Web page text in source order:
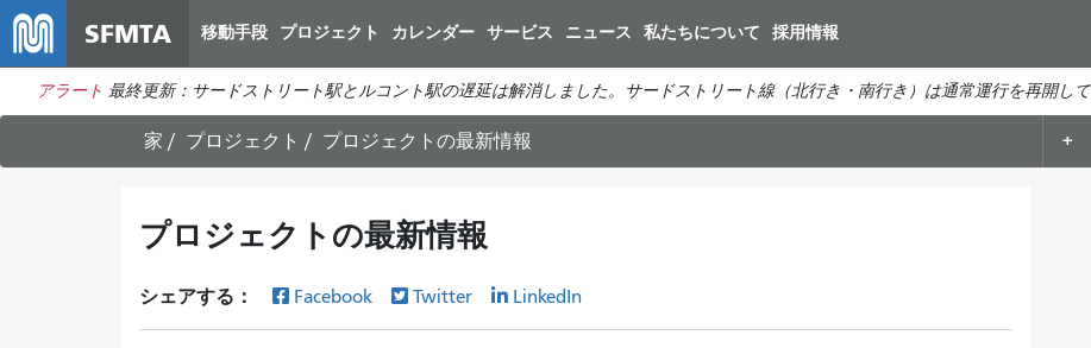
イ
ン
コ
SFMTA 移動手段 プロジェクト カレンダー サービス ニュース 私たちについて 採用情報
アラート 最終更新：サードストリート駅とルコント駅の遅延は解消しました。サードストリート線（北行き・南行き）は通常運行を再開して
家 プロジェクト プロジェクトの最新情報
プロジェクトの最新情報
シェアする： Facebook Twitter LinkedIn